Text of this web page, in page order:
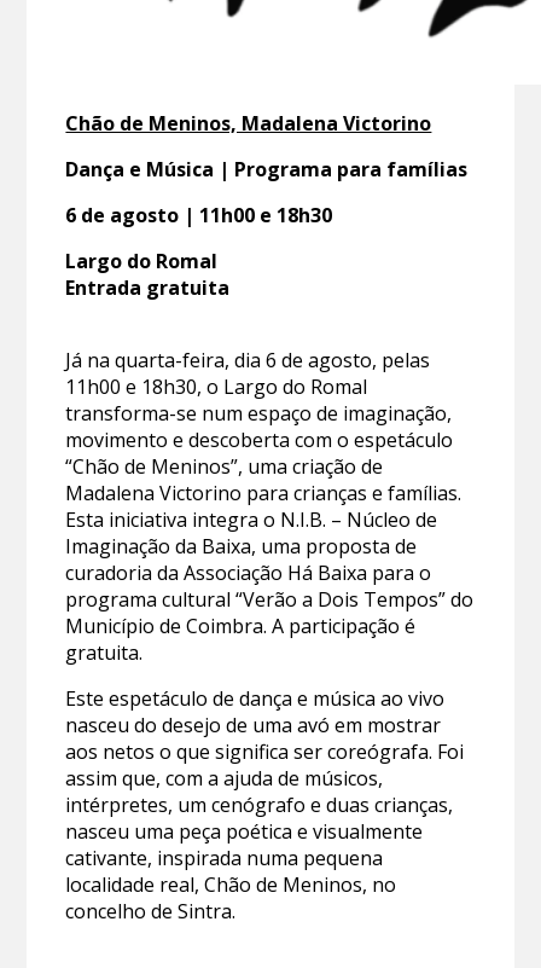
Chão de Meninos, Madalena Victorino
Dança e Música | Programa para famílias
6 de agosto | 11h00 e 18h30
Largo do Romal
Entrada gratuita
Já na quarta-feira, dia 6 de agosto, pelas
11h00 e 18h30, o Largo do Romal
transforma-se num espaço de imaginação,
movimento e descoberta com o espetáculo
“Chão de Meninos”, uma criação de
Madalena Victorino para crianças e famílias.
Esta iniciativa integra o N.I.B. – Núcleo de
Imaginação da Baixa, uma proposta de
curadoria da Associação Há Baixa para o
programa cultural “Verão a Dois Tempos” do
Município de Coimbra. A participação é
gratuita.
Este espetáculo de dança e música ao vivo
nasceu do desejo de uma avó em mostrar
aos netos o que significa ser coreógrafa. Foi
assim que, com a ajuda de músicos,
intérpretes, um cenógrafo e duas crianças,
nasceu uma peça poética e visualmente
cativante, inspirada numa pequena
localidade real, Chão de Meninos, no
concelho de Sintra.